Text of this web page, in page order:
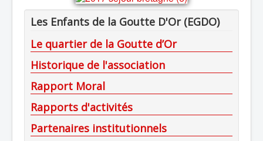
Les Enfants de la Goutte D'Or (EGDO)
Le quartier de la Goutte d’Or
Historique de l'association
Rapport Moral
Rapports d'activités
Partenaires institutionnels